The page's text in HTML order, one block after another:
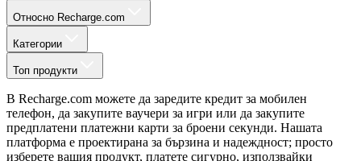
Относно Recharge.com
Категории
Топ продукти
В Recharge.com можете да заредите кредит за мобилен
телефон, да закупите ваучери за игри или да закупите
предплатени платежни карти за броени секунди. Нашата
платформа е проектирана за бързина и надеждност; просто
изберете вашия продукт, платете сигурно, използвайки